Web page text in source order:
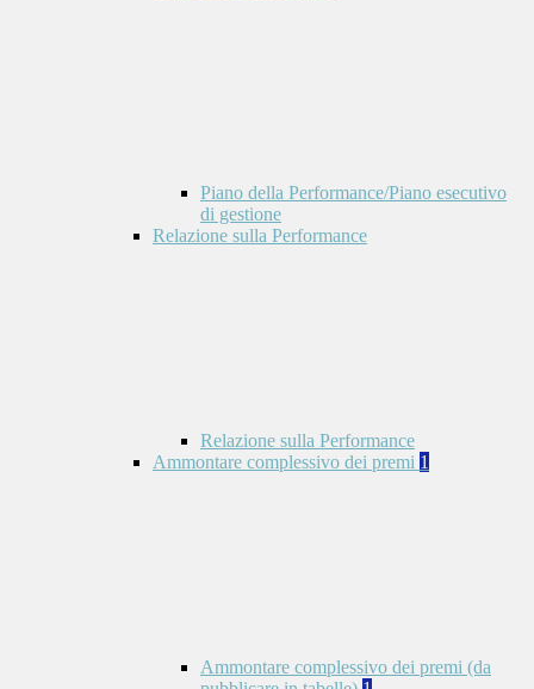
Piano della Performance/Piano esecutivo
di gestione
Relazione sulla Performance
Relazione sulla Performance
Ammontare complessivo dei premi 1
Ammontare complessivo dei premi (da